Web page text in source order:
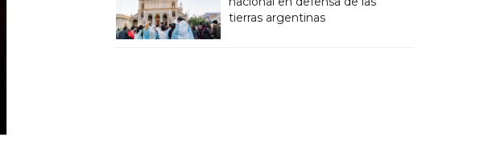
tierras argentinas